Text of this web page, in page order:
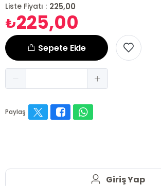
Liste Fiyatı : 225,00
₺225,00
Sepete Ekle
Paylaş
Giriş Yap